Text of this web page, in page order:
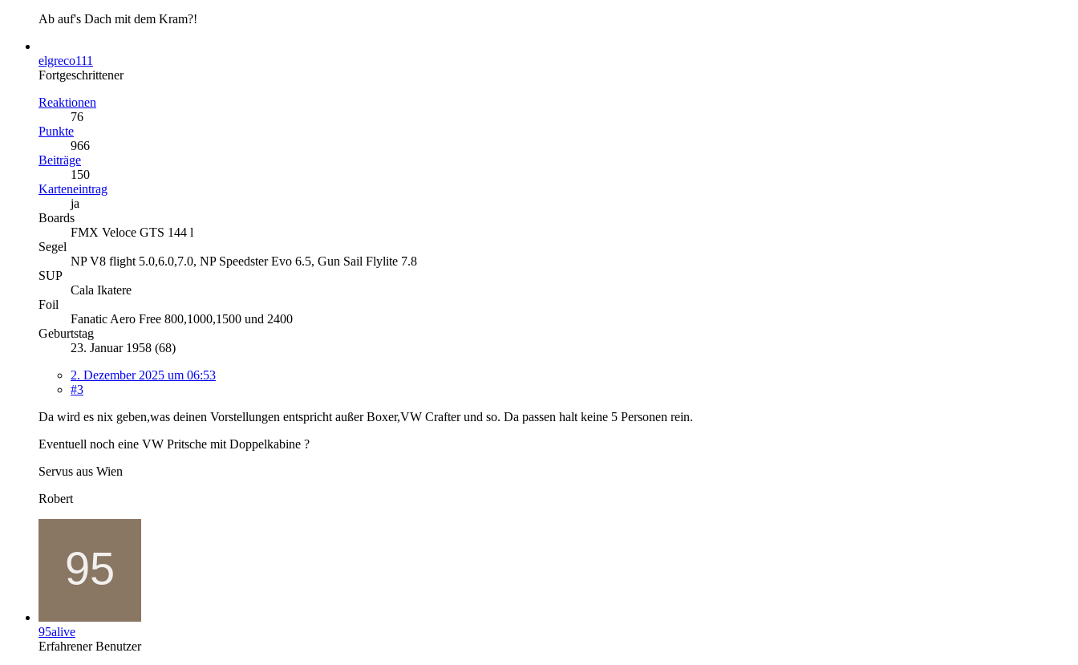
Ab auf's Dach mit dem Kram?!
elgreco111
Fortgeschrittener
Reaktionen
76
Punkte
966
Beiträge
150
Karteneintrag
ja
Boards
FMX Veloce GTS 144 l
Segel
NP V8 flight 5.0,6.0,7.0, NP Speedster Evo 6.5, Gun Sail Flylite 7.8
SUP
Cala Ikatere
Foil
Fanatic Aero Free 800,1000,1500 und 2400
Geburtstag
23. Januar 1958 (68)
2. Dezember 2025 um 06:53
#3
Da wird es nix geben,was deinen Vorstellungen entspricht außer Boxer,VW Crafter und so. Da passen halt keine 5 Personen rein.
Eventuell noch eine VW Pritsche mit Doppelkabine ?
Servus aus Wien
Robert
95alive
Erfahrener Benutzer